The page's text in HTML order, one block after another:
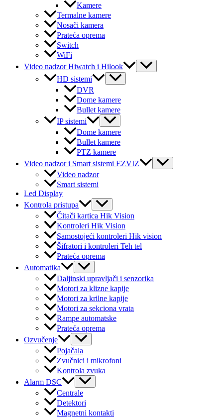
Kamere
Termalne kamere
Nosači kamera
Prateća oprema
Switch
WiFi
Video nadzor Hiwatch i Hilook
Menu
Toggle
HD sistemi
Menu
Toggle
DVR
Dome kamere
Bullet kamere
IP sistemi
Menu
Toggle
Dome kamere
Bullet kamere
PTZ kamere
Video nadzor i Smart sistemi EZVIZ
Menu
Toggle
Video nadzor
Smart sistemi
Led Display
Kontrola pristupa
Menu
Toggle
Čitači kartica Hik Vision
Kontroleri Hik Vision
Samostojeći kontroleri Hik vision
Šifratori i kontroleri Teh tel
Prateća oprema
Automatika
Menu
Toggle
Daljinski upravljači i senzorika
Motori za klizne kapije
Motori za krilne kapije
Motori za sekciona vrata
Rampe automatske
Prateća oprema
Ozvučenje
Menu
Toggle
Pojačala
Zvučnici i mikrofoni
Kontrola zvuka
Alarm DSC
Menu
Toggle
Centrale
Detektori
Magnetni kontakti